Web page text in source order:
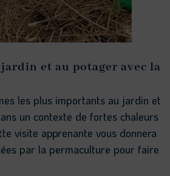
jardin et au potager avec la
les plus importants au jardin et
un contexte de fortes chaleurs
visite apprenante vous donnera
par la permaculture pour faire